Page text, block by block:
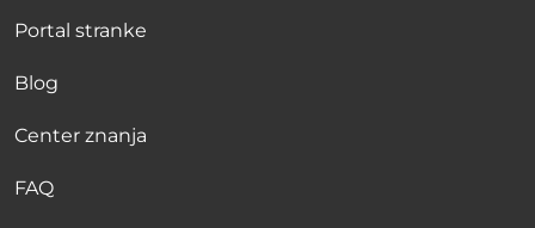
Portal stranke
Blog
Center znanja
FAQ